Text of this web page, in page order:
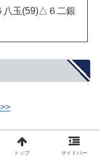
八玉(59)△６二銀
トップ サイドバー